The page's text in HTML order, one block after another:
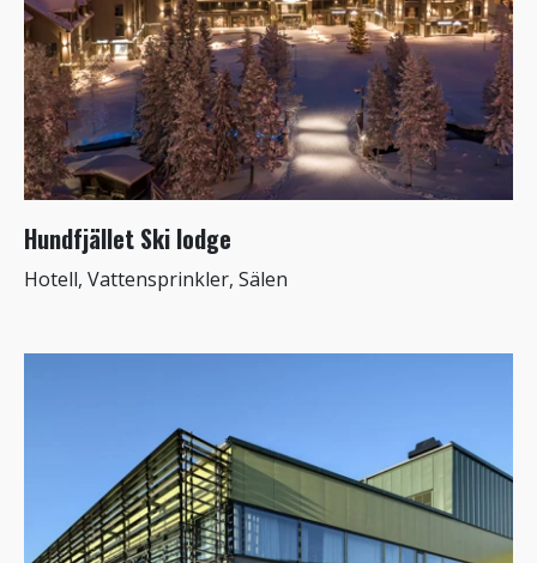
Hundfjället Ski lodge
Hotell, Vattensprinkler, Sälen